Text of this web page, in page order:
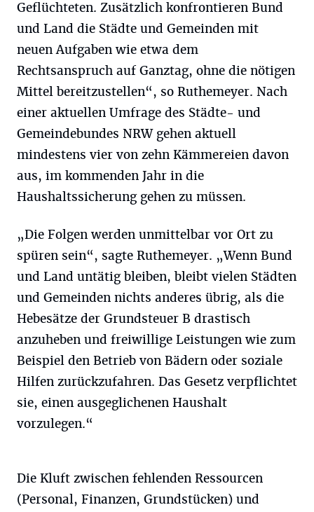
Geflüchteten. Zusätzlich konfrontieren Bund
und Land die Städte und Gemeinden mit
neuen Aufgaben wie etwa dem
Rechtsanspruch auf Ganztag, ohne die nötigen
Mittel bereitzustellen“, so Ruthemeyer. Nach
einer aktuellen Umfrage des Städte- und
Gemeindebundes NRW gehen aktuell
mindestens vier von zehn Kämmereien davon
aus, im kommenden Jahr in die
Haushaltssicherung gehen zu müssen.
„Die Folgen werden unmittelbar vor Ort zu
spüren sein“, sagte Ruthemeyer. „Wenn Bund
und Land untätig bleiben, bleibt vielen Städten
und Gemeinden nichts anderes übrig, als die
Hebesätze der Grundsteuer B drastisch
anzuheben und freiwillige Leistungen wie zum
Beispiel den Betrieb von Bädern oder soziale
Hilfen zurückzufahren. Das Gesetz verpflichtet
sie, einen ausgeglichenen Haushalt
vorzulegen.“
Die Kluft zwischen fehlenden Ressourcen
(Personal, Finanzen, Grundstücken) und